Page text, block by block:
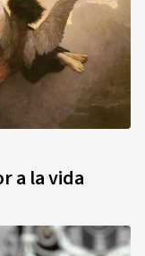
a la vida